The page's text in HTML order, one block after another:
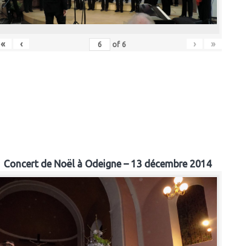
« ‹ of 6 › »
Concert de Noël à Odeigne – 13 décembre 2014